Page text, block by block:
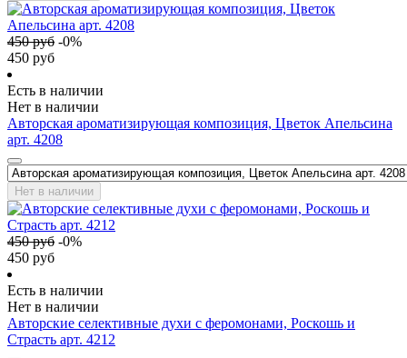
450руб -0%
450 руб
Есть в наличии
Нет в наличии
Авторская ароматизирующая композиция, Цветок Апельсина
арт. 4208
Нет в наличии
450руб -0%
450 руб
Есть в наличии
Нет в наличии
Авторские селективные духи с феромонами, Роскошь и
Страсть арт. 4212